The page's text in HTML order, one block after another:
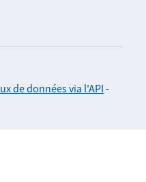
de données via l'API -